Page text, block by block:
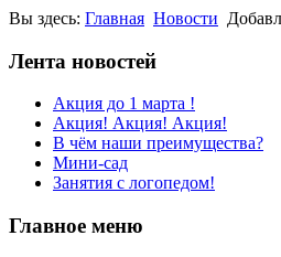
Вы здесь: Главная Новости
Лента новостей
Акция до 1 марта !
Акция! Акция! Акция!
В чём наши преимущества?
Мини-сад
Занятия с логопедом!
Главное меню